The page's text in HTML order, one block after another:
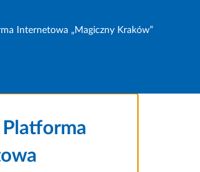
Internetowa „Magiczny Kraków”